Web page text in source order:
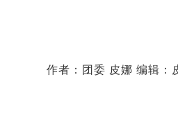
作者：团委 皮娜 编辑：